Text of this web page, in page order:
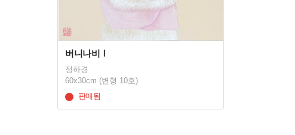
버니나비Ⅰ
정하경
60x30cm (변형 10호)
판매됨